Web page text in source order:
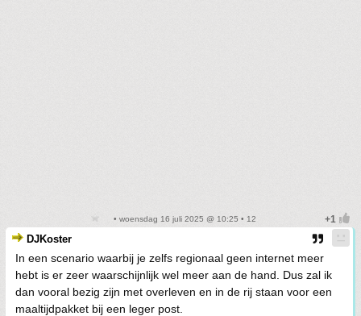
• woensdag 16 juli 2025 @ 10:25 • 12
DJKoster
In een scenario waarbij je zelfs regionaal geen internet meer
hebt is er zeer waarschijnlijk wel meer aan de hand. Dus zal ik
dan vooral bezig zijn met overleven en in de rij staan voor een
maaltijdpakket bij een leger post.